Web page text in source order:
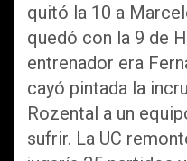
quitó la 10 a
quedó con la 9 de
entrenador era
cayó pintada la
Rozental a un
sufrir. La UC